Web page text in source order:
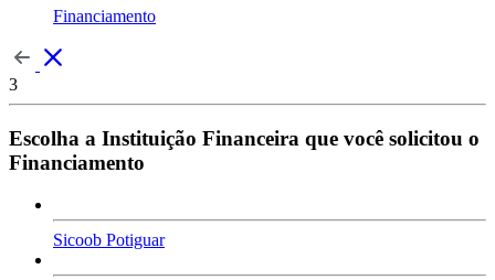
Financiamento
3
Escolha a Instituição Financeira que você solicitou o
Financiamento
Sicoob Potiguar